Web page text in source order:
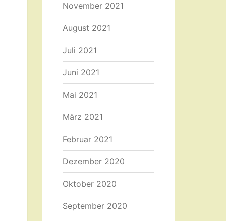
November 2021
August 2021
Juli 2021
Juni 2021
Mai 2021
März 2021
Februar 2021
Dezember 2020
Oktober 2020
September 2020